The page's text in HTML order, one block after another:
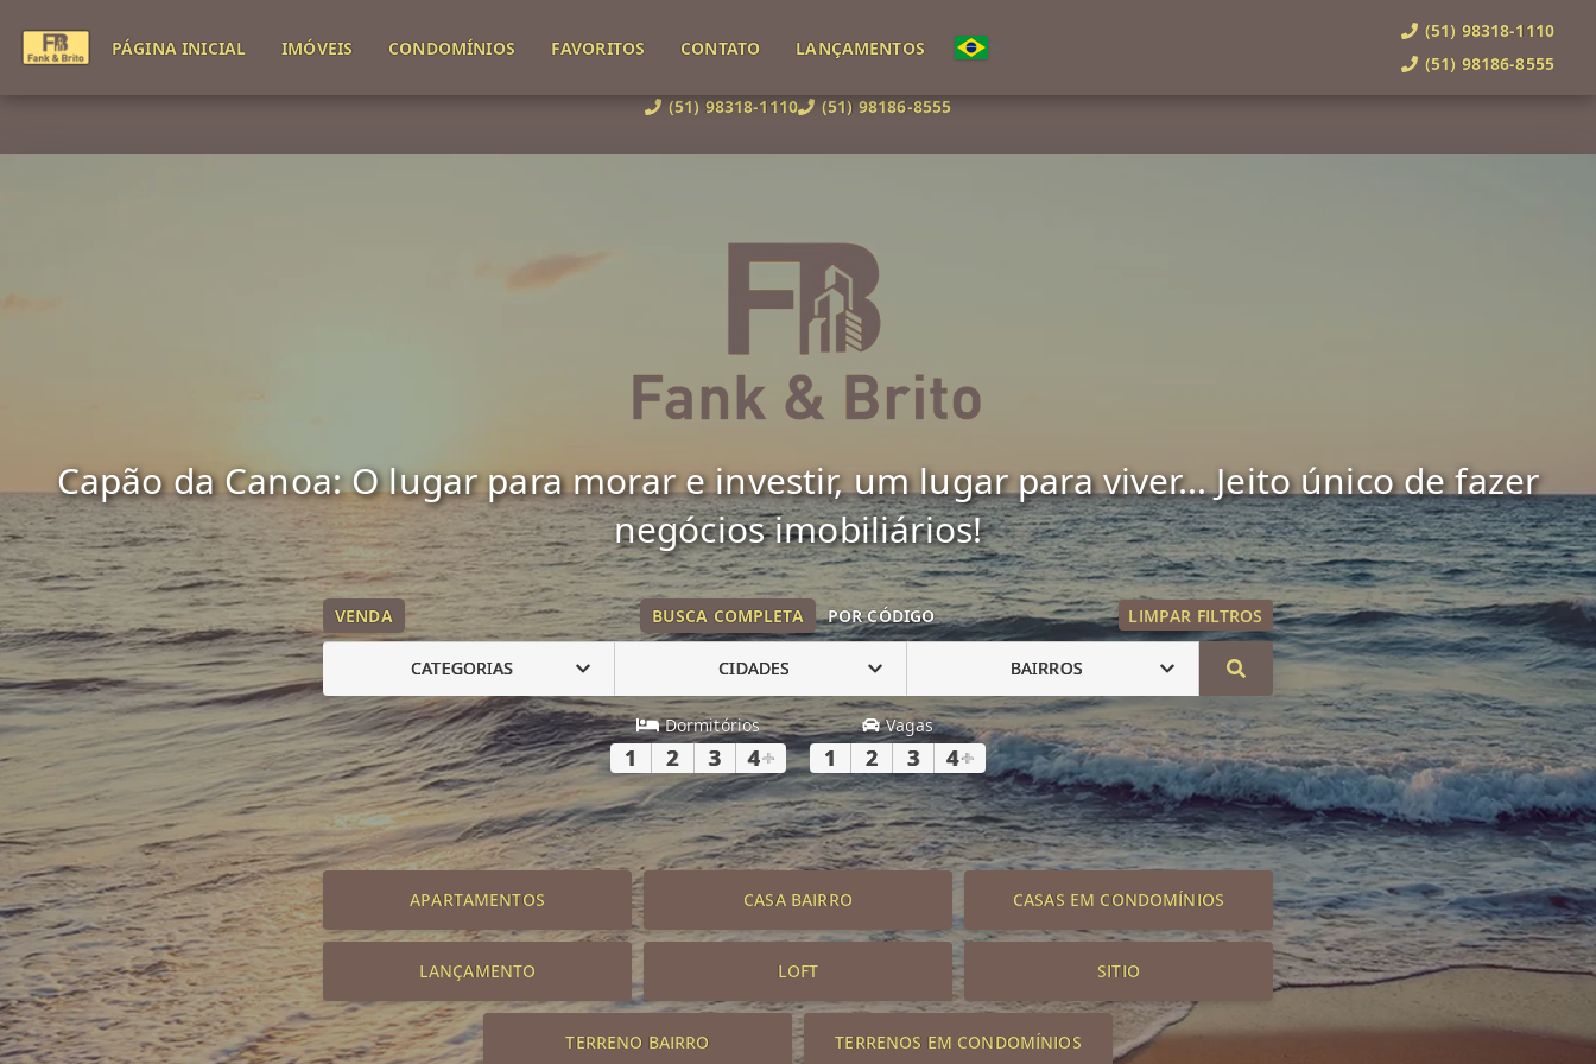
(51) 98318-1110 (51) 98186-8555
PÁGINA INICIAL IMÓVEIS CONDOMÍNIOS FAVORITOS CONTATO LANÇAMENTOS
(51) 98318-1110
(51) 98186-8555
Capão da Canoa: O lugar para morar e investir, um lugar para viver... Jeito único de fazer
negócios imobiliários!
VENDA BUSCA COMPLETA POR CÓDIGO LIMPAR FILTROS
CATEGORIAS CIDADES BAIRROS
Dormitórios
1 2 3 4+
Vagas
1 2 3 4+
APARTAMENTOS CASA BAIRRO CASAS EM CONDOMÍNIOS
LANÇAMENTO LOFT SITIO
TERRENO BAIRRO TERRENOS EM CONDOMÍNIOS